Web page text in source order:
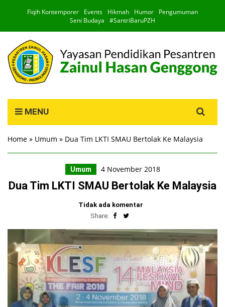
Fiqih Kontemporer Events Hikmah Humor
Pengumuman
Seni Budaya
#SantriBaruPZH
MENU
for:
Home » Umum » Dua Tim LKTI SMAU Bertolak Ke Malaysia
Umum 4 November 2018
Dua Tim LKTI SMAU Bertolak Ke Malaysia
Tidak ada komentar
Share: